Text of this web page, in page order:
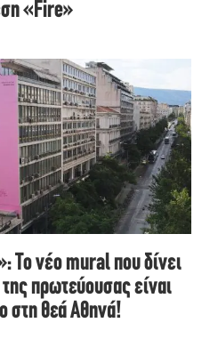
«Fire»
Το νέο mural που δίνει
πρωτεύουσας είναι
στη θεά Αθηνά!